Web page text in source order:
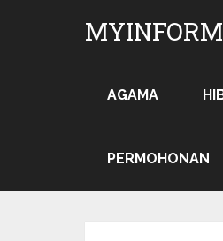
AGAMA
PERMOHONAN